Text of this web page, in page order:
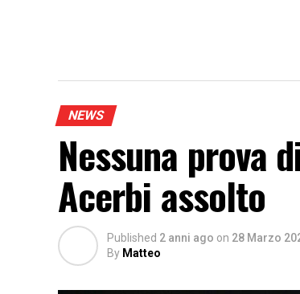
NEWS
Nessuna prova
Acerbi assolto
Published 2 anni ago on 28 Marzo
By Matteo